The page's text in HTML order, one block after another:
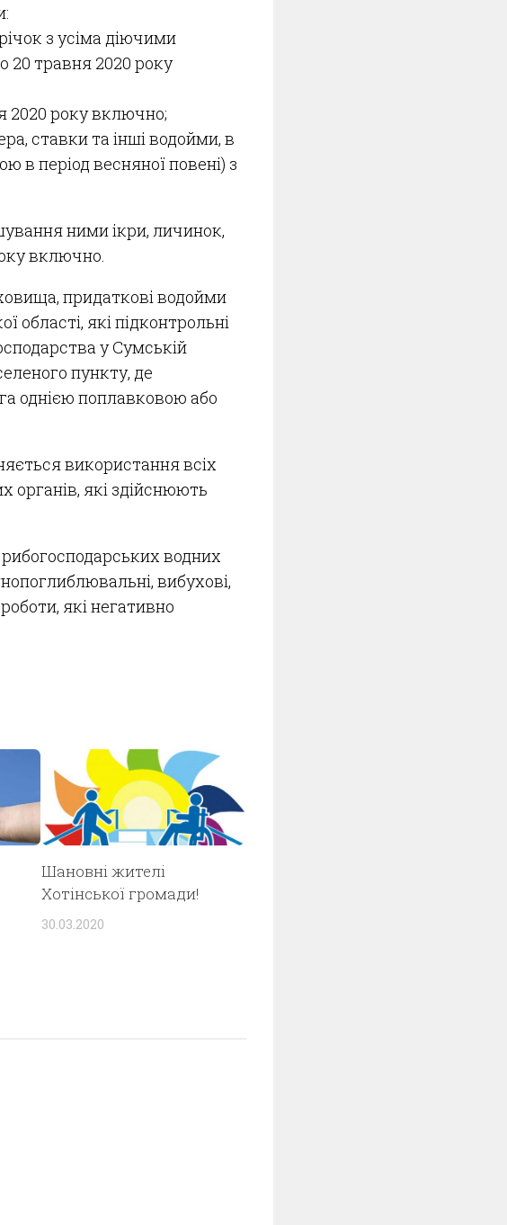
з усіма діючими
20 травня 2020 року
2020 року включно;
ставки та інші водойми, в
в період весняної повені) з
ними ікри, личинок,
включно.
придаткові водойми
області, які підконтрольні
у Сумській
пункту, де
однією поплавковою або
використання всіх
органів, які здійснюють
водних
вибухові,
які негативно
Шановні жителі
Хотінської громади!
30.03.2020